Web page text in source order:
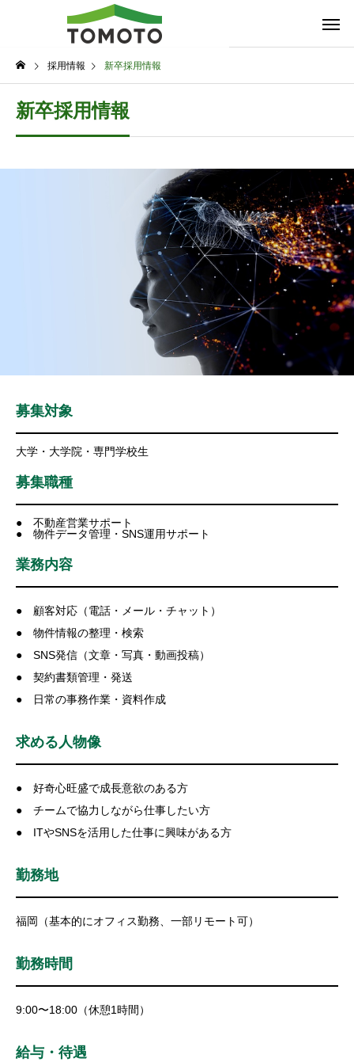
採用情報 新卒採用情報
新卒採用情報
募集対象
大学・大学院・専門学校生
募集職種
● 不動産営業サポート
● 物件データ管理・SNS運用サポート
業務内容
● 顧客対応（電話・メール・チャット）
● 物件情報の整理・検索
● SNS発信（文章・写真・動画投稿）
● 契約書類管理・発送
● 日常の事務作業・資料作成
求める人物像
● 好奇心旺盛で成長意欲のある方
● チームで協力しながら仕事したい方
● ITやSNSを活用した仕事に興味がある方
勤務地
福岡（基本的にオフィス勤務、一部リモート可）
勤務時間
9:00〜18:00（休憩1時間）
給与・待遇